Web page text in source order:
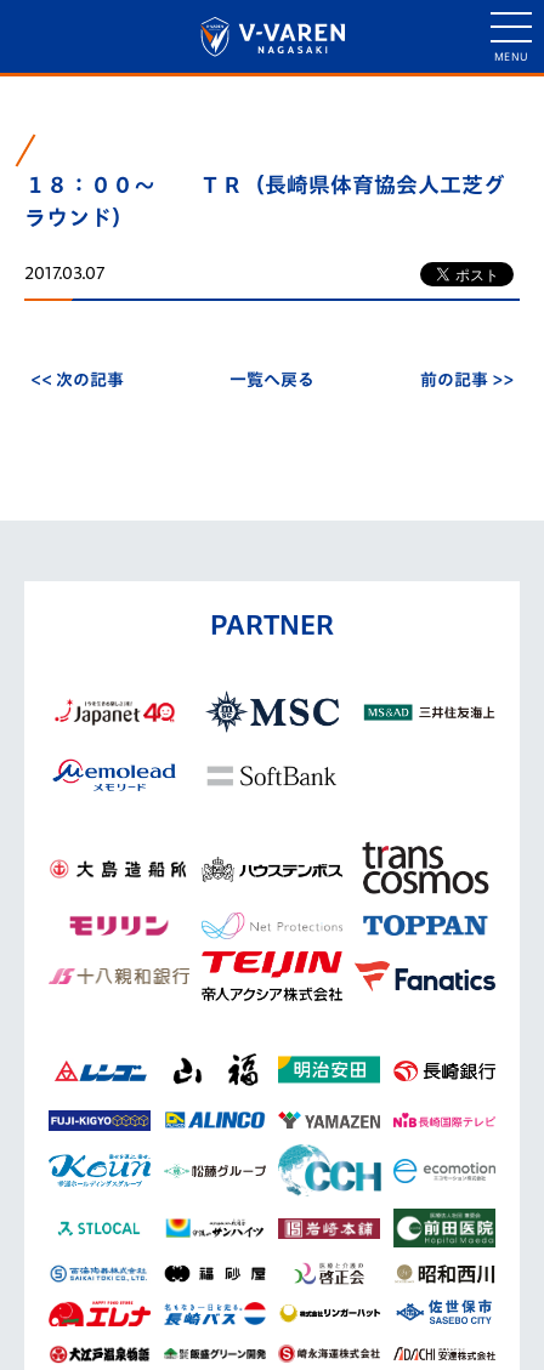
１８：００～ ＴＲ（長崎県体育協会人工芝グ
ラウンド）
2017.03.07
<< 次の記事 一覧へ戻る 前の記事 >>
PARTNER